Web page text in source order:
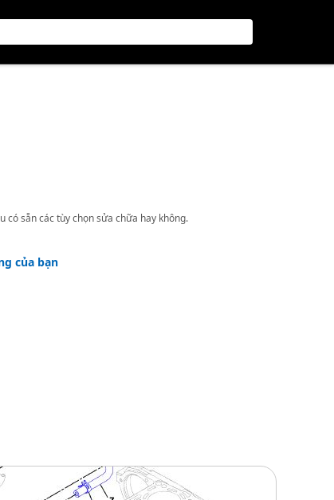
có sẵn các tùy chọn sửa chữa hay không.
của bạn